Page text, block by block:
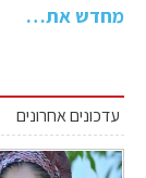
מחדש את…
עדכונים אחרונים